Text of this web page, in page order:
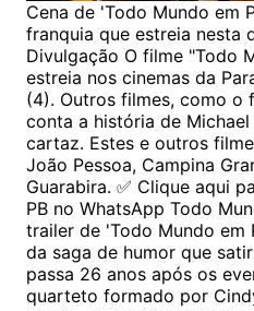
Cena de 'Todo Mundo em
franquia que estreia nesta
Divulgação O filme "Todo
estreia nos cinemas da
(4). Outros filmes, como o
conta a história de
cartaz. Estes e outros
João Pessoa, Campina
Guarabira. ✅ Clique aqui
PB no WhatsApp Todo
trailer de 'Todo Mundo em
da saga de humor que
passa 26 anos após os
quarteto formado por